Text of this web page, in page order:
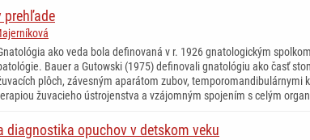
prehľade
ako veda bola definovaná v r. 1926 gnatologickým
Bauer a Gutowski (1975) definovali gnatológiu ako časť
plôch, závesným aparátom zubov,
žuvacieho ústrojenstva a vzájomným spojením s celým
diagnostika opuchov v detskom veku